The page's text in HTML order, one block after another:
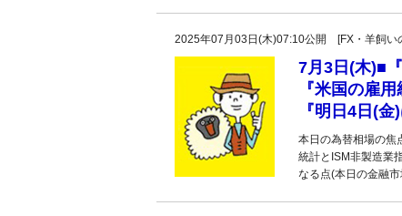
2025年07月03日(木)07:10公開 [FX・羊飼い
7月3日(木)■
『米国の雇
『明日4日(
本日の為替相場の焦
統計とISM非製造業
なる点(本日の金融